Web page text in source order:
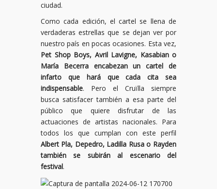
ciudad.
Como cada edición, el cartel se llena de
verdaderas estrellas que se dejan ver por
nuestro país en pocas ocasiones. Esta vez,
Pet Shop Boys, Avril Lavigne, Kasabian o
María Becerra encabezan un cartel de
infarto que hará que cada cita sea
indispensable. Pero el Cruïlla siempre
busca satisfacer también a esa parte del
público que quiere disfrutar de las
actuaciones de artistas nacionales. Para
todos los que cumplan con este perfil
Albert Pla, Depedro, Ladilla Rusa o Rayden
también se subirán al escenario del
festival.